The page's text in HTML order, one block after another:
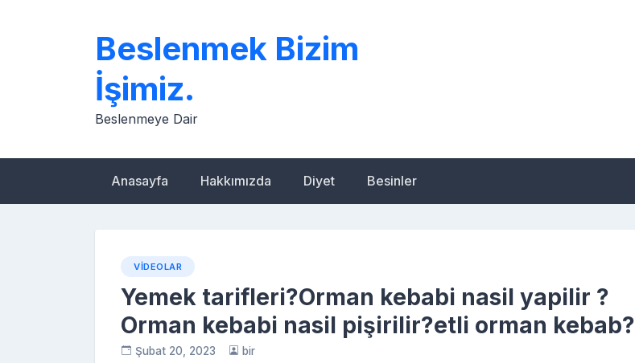
Beslenmek Bizim
İşimiz.
Beslenmeye Dair
Anasayfa Hakkımızda Diyet Besinler
VIDEOLAR
Yemek tarifleri?Orman kebabi nasil yapilir ?
Orman kebabi nasil pişirilir?etli orman kebab?
Şubat 20, 2023 bir